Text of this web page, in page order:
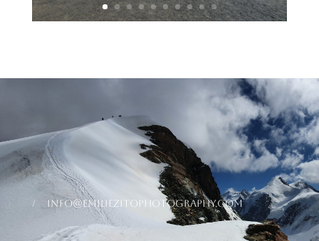
/ info@emiliezitophotography.com